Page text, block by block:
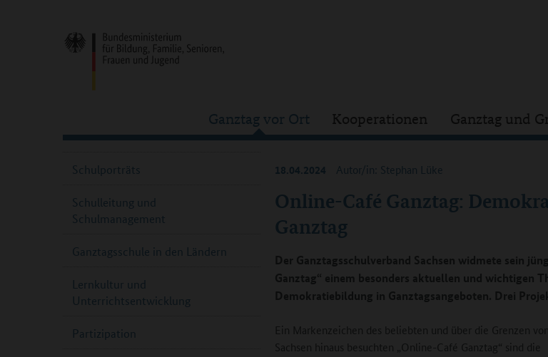
Ganztag vor Ort Kooperationen Ganztag und
Online-Café Ganztag:
Ganztag
18.04.2024 Autor/in: Stephan Lüke
Der Ganztagsschulverband Sachsen widmete sein
Ganztag“ einem besonders aktuellen und wichtigen
Demokratiebildung in Ganztagsangeboten. Drei
Ein Markenzeichen des beliebten und über die Grenzen von
Sachsen hinaus besuchten „Online-Café Ganztag“ sind die
Schulporträts
Schulleitung und
Schulmanagement
Ganztagsschule in den Ländern
Lernkultur und
Unterrichtsentwicklung
Partizipation